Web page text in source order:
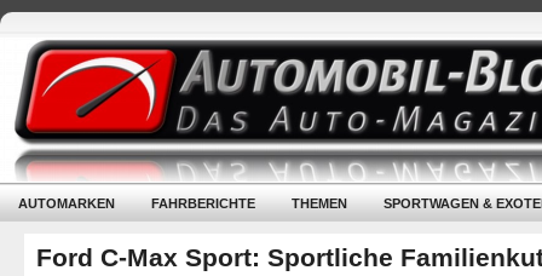
AUTOMARKEN FAHRBERICHTE THEMEN SPORTWAGEN &
Ford C-Max Sport: Sportliche